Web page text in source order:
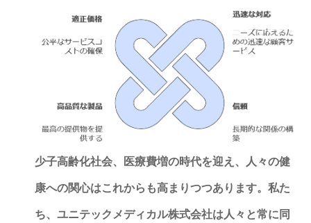
少子高齢化社会、医療費増の時代を迎え、人々の健
康への関心はこれからも高まりつつあります。私た
ち、ユニテックメディカル株式会社は人々と常に同